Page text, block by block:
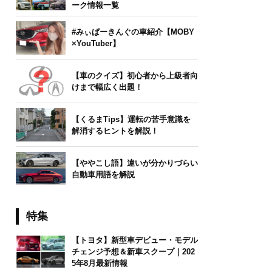
ーク情報一覧
#みぃぱーきんぐの車紹介【MOBY
×YouTuber】
【車のクイズ】初心者から上級者向
けまで幅広く出題！
【くるまTips】運転の苦手意識を
解消するヒントを解説！
【ややこし語】違いが分かりづらい
自動車用語を解説
特集
【トヨタ】新型車デビュー・モデル
チェンジ予想＆新車スクープ｜202
5年8月最新情報